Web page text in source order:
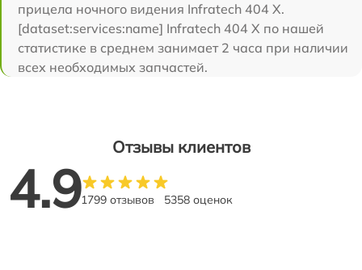
прицела ночного видения Infratech 404 Х.
[dataset:services:name] Infratech 404 Х по нашей
статистике в среднем занимает 2 часа при наличии
всех необходимых запчастей.
Отзывы клиентов
4.91799 отзывов 5358 оценок